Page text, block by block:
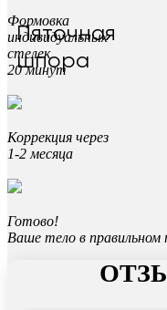
Пяточная
шпора
Формовка
индивидуальных
стелек
20 минут
Коррекция через
1-2 месяца
Готово!
Ваше тело в правильном